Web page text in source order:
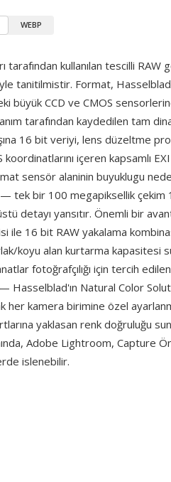
WEBP
kullanılan tescilli RAW
tanitilmistir. Format,
büyük CCD ve CMOS
tarafından kaydedilen tam
16 bit veriyi, lens düzeltme
içeren kapsamlı
sensör alaninin buyuklugu
tek bir 100 megapiksellik çekim
detayı yansıtır. Önemli bir
ile 16 bit RAW yakalama
koyu alan kurtarma kapasitesi
fotoğrafçılığı için tercih
Hasselblad'ın Natural Color
kamera birimine özel
yaklasan renk doğruluğu
Adobe Lightroom, Capture
islenebilir.